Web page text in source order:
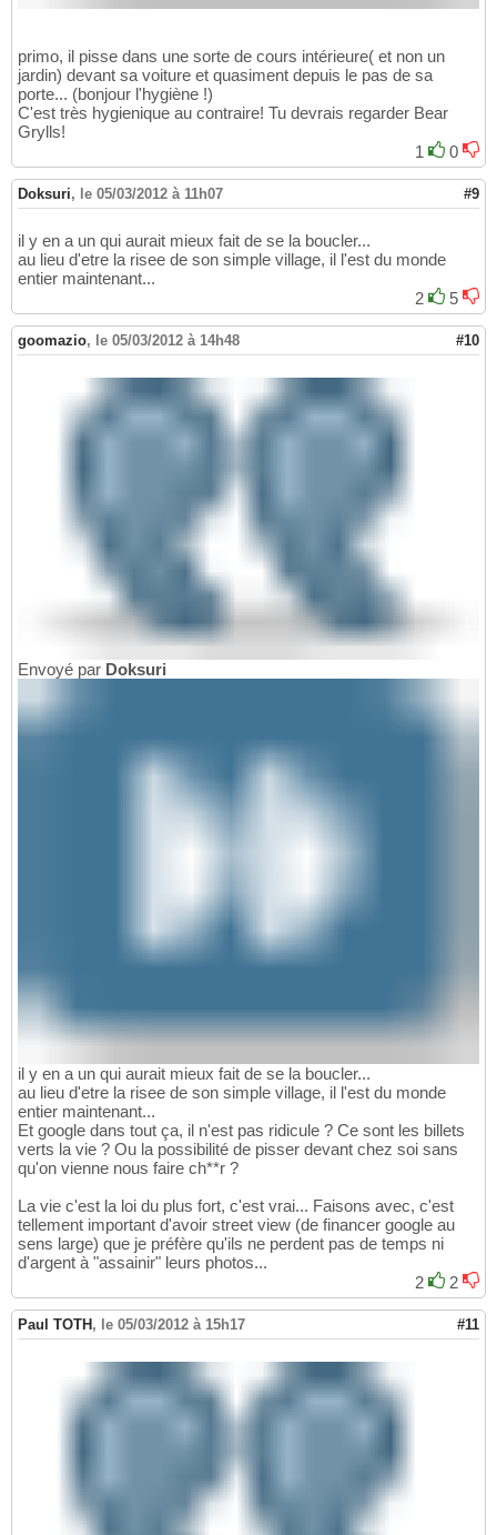
primo, il pisse dans une sorte de cours intérieure( et non un
jardin) devant sa voiture et quasiment depuis le pas de sa
porte... (bonjour l'hygiène !)
C'est très hygienique au contraire! Tu devrais regarder Bear
Grylls!
1
0
Doksuri, le 05/03/2012 à 11h07 #9
il y en a un qui aurait mieux fait de se la boucler...
au lieu d'etre la risee de son simple village, il l'est du monde
entier maintenant...
2
5
goomazio, le 05/03/2012 à 14h48 #10
Envoyé par Doksuri
il y en a un qui aurait mieux fait de se la boucler...
au lieu d'etre la risee de son simple village, il l'est du monde
entier maintenant...
Et google dans tout ça, il n'est pas ridicule ? Ce sont les billets
verts la vie ? Ou la possibilité de pisser devant chez soi sans
qu'on vienne nous faire ch**r ?
La vie c'est la loi du plus fort, c'est vrai... Faisons avec, c'est
tellement important d'avoir street view (de financer google au
sens large) que je préfère qu'ils ne perdent pas de temps ni
d'argent à "assainir" leurs photos...
2
2
Paul TOTH, le 05/03/2012 à 15h17 #11